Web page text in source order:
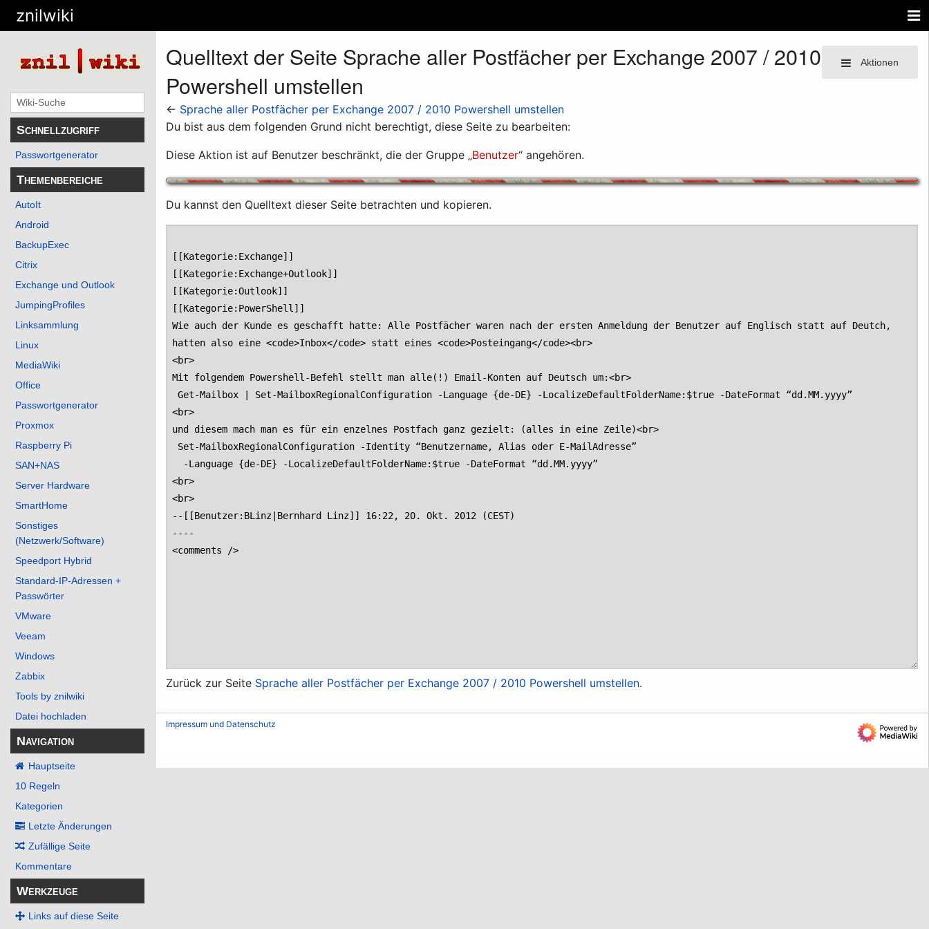
znilwiki
Schnellzugriff
Passwortgenerator
Themenbereiche
AutoIt
Android
BackupExec
Citrix
Exchange und Outlook
JumpingProfiles
Linksammlung
Linux
MediaWiki
Office
Passwortgenerator
Proxmox
Raspberry Pi
SAN+NAS
Server Hardware
SmartHome
Sonstiges
(Netzwerk/Software)
Speedport Hybrid
Standard-IP-Adressen +
Passwörter
VMware
Veeam
Windows
Zabbix
Tools by znilwiki
Datei hochladen
Navigation
Hauptseite
10 Regeln
Kategorien
Letzte Änderungen
Zufällige Seite
Kommentare
Werkzeuge
Links auf diese Seite
Aktionen
Quelltext der Seite Sprache aller Postfächer per Exchange 2007 / 2010
Powershell umstellen
← Sprache aller Postfächer per Exchange 2007 / 2010 Powershell umstellen
Du bist aus dem folgenden Grund nicht berechtigt, diese Seite zu bearbeiten:
Diese Aktion ist auf Benutzer beschränkt, die der Gruppe „Benutzer“ angehören.
Du kannst den Quelltext dieser Seite betrachten und kopieren.
Zurück zur Seite Sprache aller Postfächer per Exchange 2007 / 2010 Powershell umstellen.
Impressum und Datenschutz